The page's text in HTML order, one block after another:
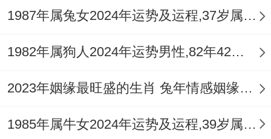
1987年属兔女2024年运势及运程,37岁属兔人2024全年每月运势女性如何
1982年属狗人2024年运势男性,82年42岁属狗男2024年每月运程怎么样
2023年姻缘最旺盛的生肖 兔年情感姻缘运比较旺的属相
1985年属牛女2024年运势及运程,39岁属牛人2024全年每月运势女性如何